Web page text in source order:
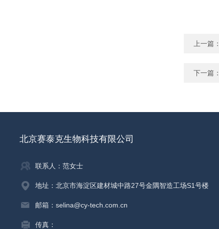
上一篇
下一篇
北京赛泰克生物科技有限公司
联系人：范女士
地址：北京市海淀区建材城中路27号金隅智造工场S1号楼
邮箱：selina@cy-tech.com.cn
传真：